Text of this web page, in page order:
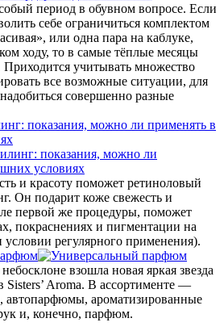
период в обувном вопросе. Если
себе ограничиться комплектом
или одна пара на каблуке,
ходу, то в самые тёплые месяцы
Приходится учитывать множество
все возможные ситуации, для
совершенно разные
показания, можно ли применять в
и красоту поможет ретиноловый
Он подарит коже свежесть и
первой же процедуры, поможет
покраснениях и пигментации на
условии регулярного применения).
взошла новая яркая звезда
Aroma. В ассортименте —
автопарфюмы, ароматизированные
и, конечно, парфюм.